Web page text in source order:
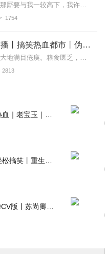
【冒泡有奖】听说杨千幻那厮要与我一较高下，我许七安要开始装叉了！快进入声音播放页戳下方输入框，冒个泡偷偷告诉我，我要用哪些诗词才能胜过他？说得好的，有赏！202...
1754
第九特区丨头陀渊演播丨搞笑热血都市丨伪戒丨VIP免费多人有声剧
【内容简介】灾变过后，大地满目疮痍。粮食匮乏，资源紧俏，局势混乱……一位从待规划区杀出来的青年，背对着漫天黄沙，孤身来到九区谋生，却不曾想偶然结识三五好友，一念...
2813